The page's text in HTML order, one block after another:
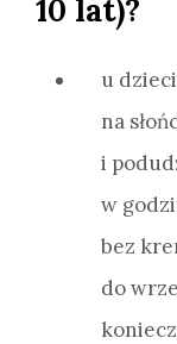
10 lat)?
u
na
i
w
bez
do